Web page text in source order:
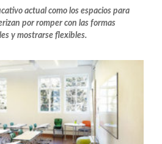
actual como los espacios para
por romper con las formas
y mostrarse flexibles.